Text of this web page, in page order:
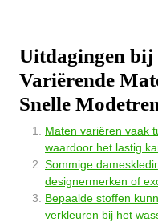
Uitdagingen bij
Variërende
Snelle
Maten variëren vaak
waardoor het lastig
Sommige
designermerken of
Bepaalde stoffen
verkleuren bij het